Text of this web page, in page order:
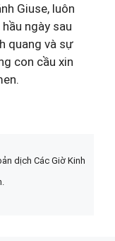
Giuse, luôn
ngày sau
quang và sự
con cầu xin
dịch Các Giờ Kinh